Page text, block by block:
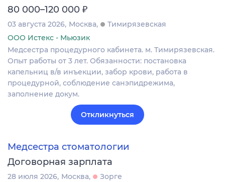
80 000–120 000 ₽
03 августа 2026 Москва
Тимирязевская
ООО Истекс - Мьюзик
Медсестра процедурного кабинета. м. Тимирязевская.
Опыт работы от 3 лет. Обязанности: постановка
капельниц в/в инъекции, забор крови, работа в
процедурной, соблюдение санэпидрежима,
заполнение докум.
Откликнуться
Медсестра стоматологии
Договорная зарплата
28 июля 2026 Москва
Зорге